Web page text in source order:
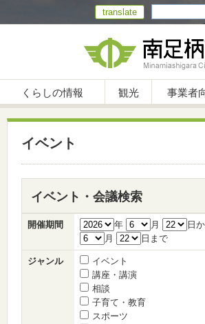
translate
くらしの情報 観光 事業者
イベント
イベント・会議検索
開催期間 年 月 日
月
日まで
ジャンル
イベント
講座・講演
相談
子育て・教育
スポーツ